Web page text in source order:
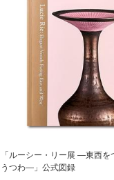
「ルーシー・リー展 ―東西を
うつわ―」公式図録